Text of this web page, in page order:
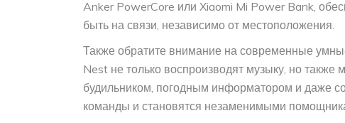
Anker PowerCore или Xiaomi Mi Power Bank,
быть на связи, независимо от местоположения.
Также обратите внимание на современные
Nest не только воспроизводят музыку, но
будильником, погодным информатором и даже
команды и становятся незаменимыми